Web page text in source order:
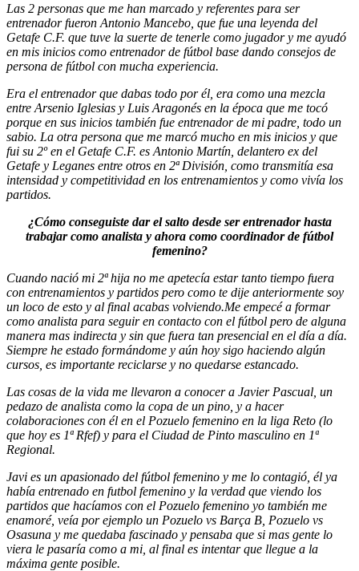
Las 2 personas que me han marcado y referentes para ser
entrenador fueron Antonio Mancebo, que fue una leyenda del
Getafe C.F. que tuve la suerte de tenerle como jugador y me ayudó
en mis inicios como entrenador de fútbol base dando consejos de
persona de fútbol con mucha experiencia.
Era el entrenador que dabas todo por él, era como una mezcla
entre Arsenio Iglesias y Luis Aragonés en la época que me tocó
porque en sus inicios también fue entrenador de mi padre, todo un
sabio. La otra persona que me marcó mucho en mis inicios y que
fui su 2º en el Getafe C.F. es Antonio Martín, delantero ex del
Getafe y Leganes entre otros en 2ª División, como transmitía esa
intensidad y competitividad en los entrenamientos y como vivía los
partidos.
¿Cómo conseguiste dar el salto desde ser entrenador hasta
trabajar como analista y ahora como coordinador de fútbol
femenino?
Cuando nació mi 2ª hija no me apetecía estar tanto tiempo fuera
con entrenamientos y partidos pero como te dije anteriormente soy
un loco de esto y al final acabas volviendo.Me empecé a formar
como analista para seguir en contacto con el fútbol pero de alguna
manera mas indirecta y sin que fuera tan presencial en el día a día.
Siempre he estado formándome y aún hoy sigo haciendo algún
cursos, es importante reciclarse y no quedarse estancado.
Las cosas de la vida me llevaron a conocer a Javier Pascual, un
pedazo de analista como la copa de un pino, y a hacer
colaboraciones con él en el Pozuelo femenino en la liga Reto (lo
que hoy es 1ª Rfef) y para el Ciudad de Pinto masculino en 1ª
Regional.
Javi es un apasionado del fútbol femenino y me lo contagió, él ya
había entrenado en futbol femenino y la verdad que viendo los
partidos que hacíamos con el Pozuelo femenino yo también me
enamoré, veía por ejemplo un Pozuelo vs Barça B, Pozuelo vs
Osasuna y me quedaba fascinado y pensaba que si mas gente lo
viera le pasaría como a mi, al final es intentar que llegue a la
máxima gente posible.